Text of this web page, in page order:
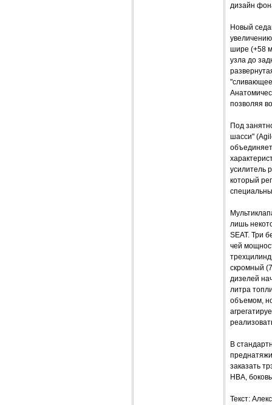
дизайн
Новый
шире (+58
узла до
позволяя
Под
шасси"
усилитель
который
лишь
SEAT. Три
чей
скромный
дизелей
литра
объемом,
В
заказать
HBA,
Текст: